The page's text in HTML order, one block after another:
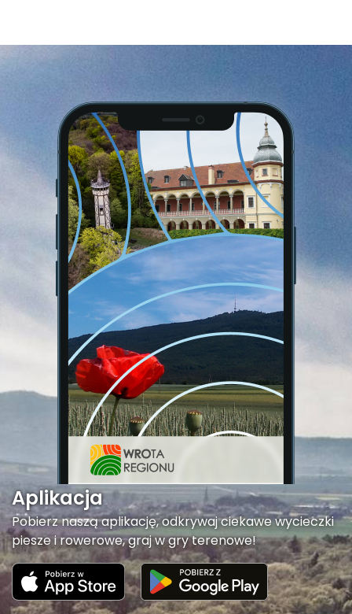
Aplikacja
Pobierz naszą aplikację, odkrywaj ciekawe wycieczki
piesze i rowerowe, graj w gry terenowe!